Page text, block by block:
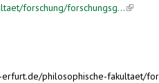
forschung/forschungsg...(link is
philosophische-fakultaet/